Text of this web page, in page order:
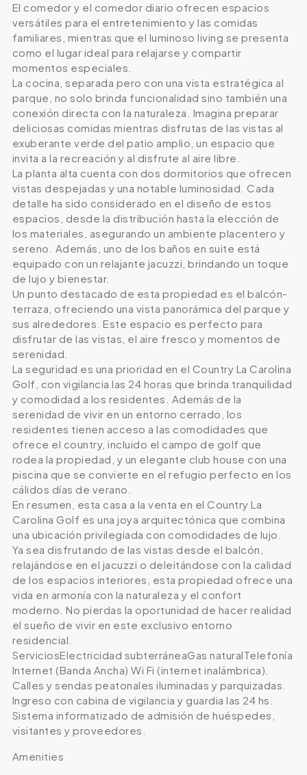
El comedor y el comedor diario ofrecen espacios
versátiles para el entretenimiento y las comidas
familiares, mientras que el luminoso living se presenta
como el lugar ideal para relajarse y compartir
momentos especiales.
La cocina, separada pero con una vista estratégica al
parque, no solo brinda funcionalidad sino también una
conexión directa con la naturaleza. Imagina preparar
deliciosas comidas mientras disfrutas de las vistas al
exuberante verde del patio amplio, un espacio que
invita a la recreación y al disfrute al aire libre.
La planta alta cuenta con dos dormitorios que ofrecen
vistas despejadas y una notable luminosidad. Cada
detalle ha sido considerado en el diseño de estos
espacios, desde la distribución hasta la elección de
los materiales, asegurando un ambiente placentero y
sereno. Además, uno de los baños en suite está
equipado con un relajante jacuzzi, brindando un toque
de lujo y bienestar.
Un punto destacado de esta propiedad es el balcón-
terraza, ofreciendo una vista panorámica del parque y
sus alrededores. Este espacio es perfecto para
disfrutar de las vistas, el aire fresco y momentos de
serenidad.
La seguridad es una prioridad en el Country La Carolina
Golf, con vigilancia las 24 horas que brinda tranquilidad
y comodidad a los residentes. Además de la
serenidad de vivir en un entorno cerrado, los
residentes tienen acceso a las comodidades que
ofrece el country, incluido el campo de golf que
rodea la propiedad, y un elegante club house con una
piscina que se convierte en el refugio perfecto en los
cálidos días de verano.
En resumen, esta casa a la venta en el Country La
Carolina Golf es una joya arquitectónica que combina
una ubicación privilegiada con comodidades de lujo.
Ya sea disfrutando de las vistas desde el balcón,
relajándose en el jacuzzi o deleitándose con la calidad
de los espacios interiores, esta propiedad ofrece una
vida en armonía con la naturaleza y el confort
moderno. No pierdas la oportunidad de hacer realidad
el sueño de vivir en este exclusivo entorno
residencial.
ServiciosElectricidad subterráneaGas naturalTelefonía
Internet (Banda Ancha) Wi Fi (internet inalámbrica).
Calles y sendas peatonales iluminadas y parquizadas.
Ingreso con cabina de vigilancia y guardia las 24 hs.
Sistema informatizado de admisión de huéspedes,
visitantes y proveedores.
Amenities